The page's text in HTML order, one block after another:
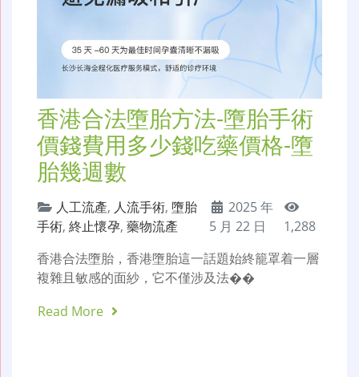
香港合法墮胎方法-墮胎手術
價錢費用多少錢吃藥價格-墮
胎幾週數
人工流產, 人流手術, 墮胎
手術, 終止懷孕, 藥物流產
2025 年
5 月 22 日
1,288
香港合法墮胎，香港墮胎這一話題始終籠罩着一層
複雜且敏感的面紗，它不僅涉及法��
Read More